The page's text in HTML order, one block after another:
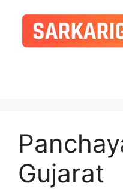
content
Gujarat